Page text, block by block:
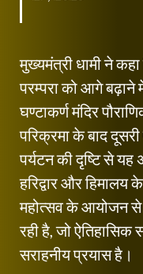
मुख्यमंत्री धामी ने
परम्परा को आगे बढ़ाने
घण्टाकर्ण मंदिर
परिक्रमा के बाद
पर्यटन की दृष्टि से
हरिद्वार और हिमालय
महोत्सव के आयोजन से
रही है, जो
सराहनीय प्रयास है।